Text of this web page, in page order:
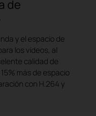
de
y el espacio de
los vídeos, al
calidad de
más de espacio
con H.264 y